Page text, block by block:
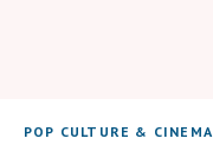
POP CULTURE & CINEMA